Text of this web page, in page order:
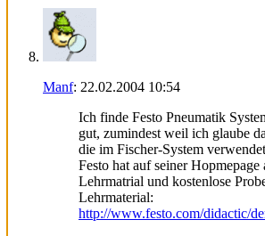
Manf: 22.02.2004 10:54
Ich finde Festo Pneumatik
gut, zumindest weil ich glaube
die im Fischer-System
Festo hat auf seiner Hopmepage
Lehrmatrial und kostenlose
Lehrmaterial:
http://www.festo.com/didactic/